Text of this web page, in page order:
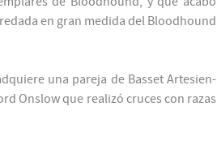
en gran medida del Bloodhound
una pareja de Basset Artesien-
Onslow que realizó cruces con razas